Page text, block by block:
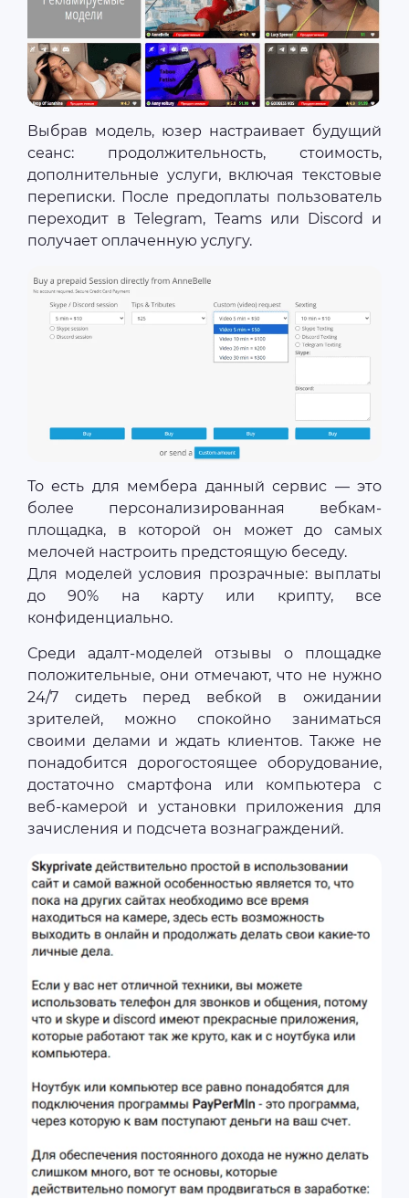
Выбрав модель, юзер настраивает будущий
сеанс: продолжительность, стоимость,
дополнительные услуги, включая текстовые
переписки. После предоплаты пользователь
переходит в Telegram, Teams или Discord и
получает оплаченную услугу.
То есть для мембера данный сервис — это
более персонализированная вебкам-
площадка, в которой он может до самых
мелочей настроить предстоящую беседу.
Для моделей условия прозрачные: выплаты
до 90% на карту или крипту, все
конфиденциально.
Среди адалт-моделей отзывы о площадке
положительные, они отмечают, что не нужно
24/7 сидеть перед вебкой в ожидании
зрителей, можно спокойно заниматься
своими делами и ждать клиентов. Также не
понадобится дорогостоящее оборудование,
достаточно смартфона или компьютера с
веб-камерой и установки приложения для
зачисления и подсчета вознаграждений.